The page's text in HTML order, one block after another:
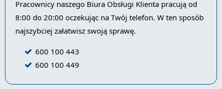
Pracownicy naszego Biura Obsługi Klienta pracują od
8:00 do 20:00 oczekując na Twój telefon. W ten sposób
najszybciej załatwisz swoją sprawę.
600 100 443
600 100 449